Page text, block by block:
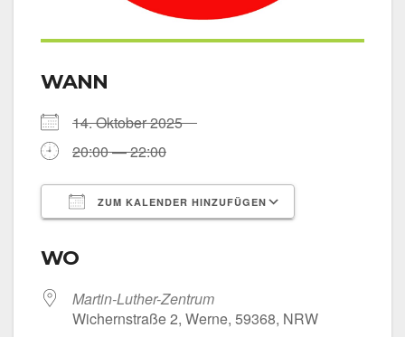
WANN
14. Okto­ber 2025
20:00 — 22:00
ZUM KALENDER HINZUFÜGEN
WO
Martin-Luther-Zentrum
Wichern­stra­ße 2, Wer­ne, 59368, NRW